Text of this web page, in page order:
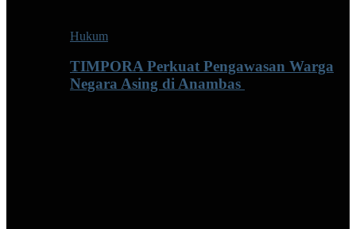
Hukum
TIMPORA Perkuat Pengawasan Warga
Negara Asing di Anambas ‎